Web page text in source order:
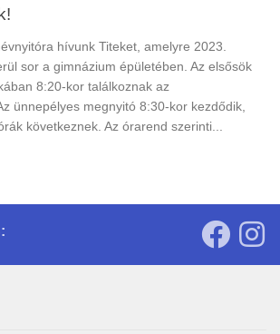
hívunk Titeket, amelyre 2023.
sor a gimnázium épületében. Az elsősök
8:20-kor találkoznak az
ünnepélyes megnyitó 8:30-kor kezdődik,
következnek. Az órarend szerinti...